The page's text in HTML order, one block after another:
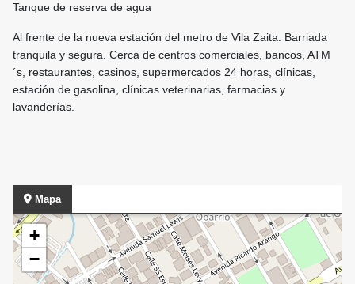
Tanque de reserva de agua
Al frente de la nueva estación del metro de Vila Zaita. Barriada
tranquila y segura. Cerca de centros comerciales, bancos, ATM
´s, restaurantes, casinos, supermercados 24 horas, clínicas,
estación de gasolina, clínicas veterinarias, farmacias y
lavanderías.
Mapa
+
−